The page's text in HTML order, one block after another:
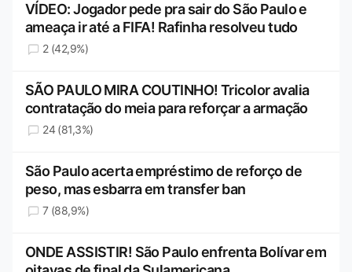
VÍDEO: Jogador pede pra sair do São Paulo e
ameaça ir até a FIFA! Rafinha resolveu tudo
2 (42,9%)
SÃO PAULO MIRA COUTINHO! Tricolor avalia
contratação do meia para reforçar a armação
24 (81,3%)
São Paulo acerta empréstimo de reforço de
peso, mas esbarra em transfer ban
7 (88,9%)
ONDE ASSISTIR! São Paulo enfrenta Bolívar em